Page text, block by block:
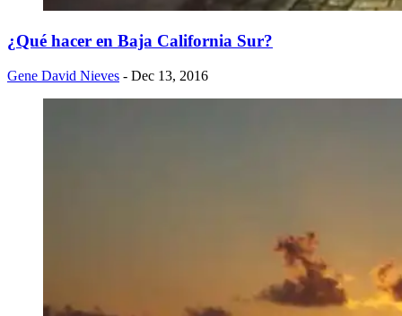
¿Qué hacer en Baja California Sur?
Gene David Nieves - Dec 13, 2016